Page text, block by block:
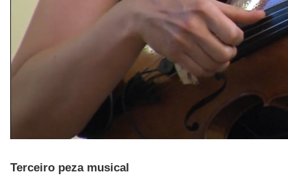
Terceiro peza musical